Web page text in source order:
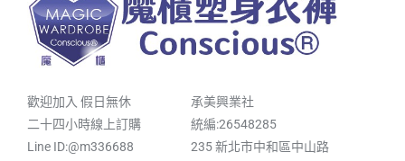
歡迎加入 假日無休
二十四小時線上訂購
Line ID:@m336688
承美興業社
統編:26548285
235 新北市中和區中山路